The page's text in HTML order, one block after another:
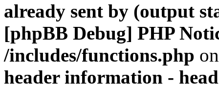
already sent by (output
[phpBB Debug] PHP
/includes/functions.php
header information -